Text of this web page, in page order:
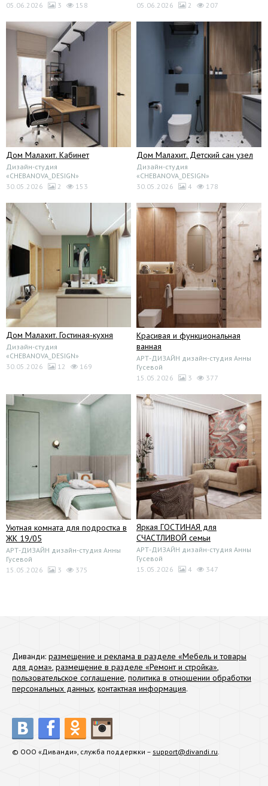
05.06.2026
3 158
05.06.2026
2 207
Дом Малахит. Кабинет
Дизайн-студия
«CHEBANOVA_DESIGN»
30.05.2026
2 153
Дом Малахит. Детский сан узел
Дизайн-студия
«CHEBANOVA_DESIGN»
30.05.2026
4 178
Дом Малахит. Гостиная-кухня
Дизайн-студия
«CHEBANOVA_DESIGN»
30.05.2026
12 169
Красивая и функциональная
ванная
АРТ-ДИЗАЙН дизайн-студия Анны
Гусевой
15.05.2026
3 377
Уютная комната для подростка в
ЖК 19/05
АРТ-ДИЗАЙН дизайн-студия Анны
Гусевой
15.05.2026
3 375
Яркая ГОСТИНАЯ для
СЧАСТЛИВОЙ семьи
АРТ-ДИЗАЙН дизайн-студия Анны
Гусевой
15.05.2026
4 347
Диванди: размещение и реклама в разделе «Мебель и товары
для дома», размещение в разделе «Ремонт и стройка»,
пользовательское соглашение, политика в отношении обработки
персональных данных, контактная информация.
© ООО «Диванди», служба поддержки – support@divandi.ru.